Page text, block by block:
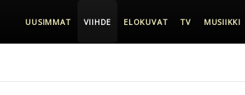
UUSIMMAT VIIHDE ELOKUVAT TV MUSIIKKI